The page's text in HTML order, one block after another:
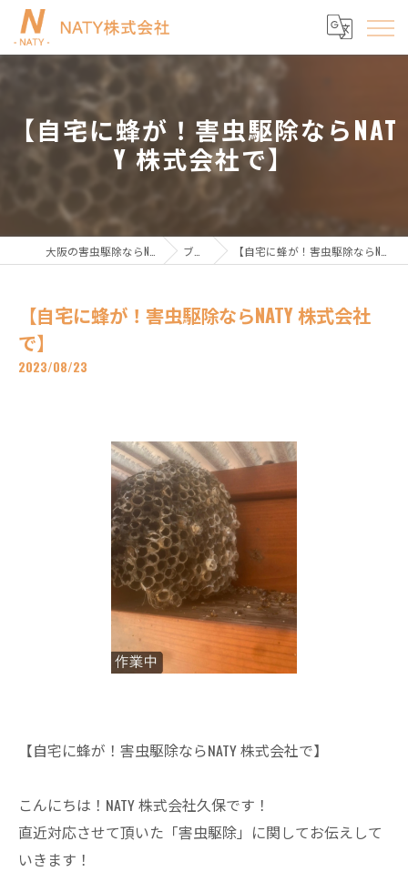
【自宅に蜂が！害虫駆除ならNAT
Y 株式会社で】
ブログ 【自宅に蜂が！害虫駆除ならNATY 株式会社で】
【自宅に蜂が！害虫駆除ならNATY 株式会社
で】
2023/08/23
【自宅に蜂が！害虫駆除ならNATY 株式会社で】
こんにちは！NATY 株式会社久保です！
直近対応させて頂いた「害虫駆除」に関してお伝えして
いきます！